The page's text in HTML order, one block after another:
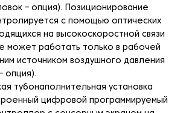
– опция). Позиционирование
с помощью оптических
на высокоскоростной связи
может работать только в рабочей
источником воздушного давления
опция).
тубонаполнительная установка
цифровой программируемый